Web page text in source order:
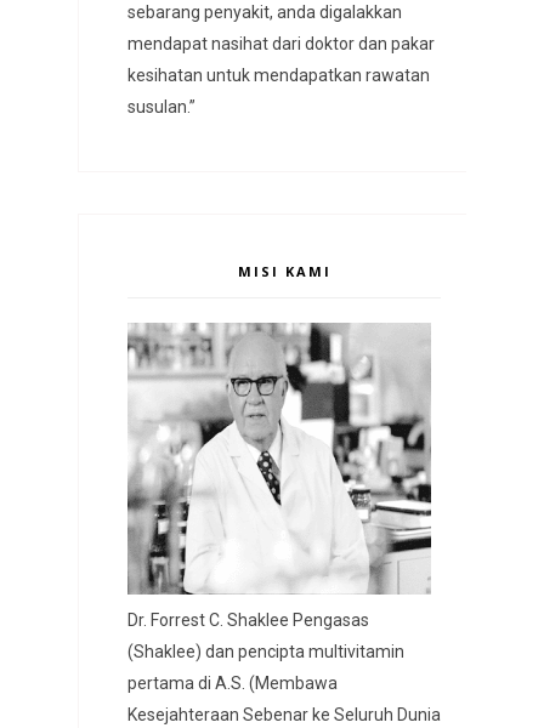
sebarang penyakit, anda digalakkan
mendapat nasihat dari doktor dan pakar
kesihatan untuk mendapatkan rawatan
susulan.”
MISI KAMI
Dr. Forrest C. Shaklee Pengasas
(Shaklee) dan pencipta multivitamin
pertama di A.S. (Membawa
Kesejahteraan Sebenar ke Seluruh Dunia